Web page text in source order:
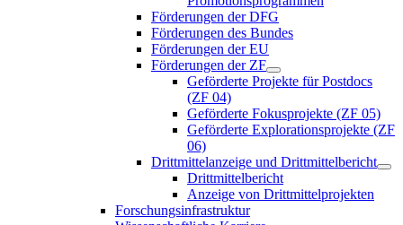
Förderungen der DFG
Förderungen des Bundes
Förderungen der EU
Förderungen der ZF
Geförderte Projekte für Postdocs
(ZF 04)
Geförderte Fokusprojekte (ZF 05)
Geförderte Explorationsprojekte (ZF
06)
Drittmittelanzeige und Drittmittelbericht
Drittmittelbericht
Anzeige von Drittmittelprojekten
Forschungsinfrastruktur